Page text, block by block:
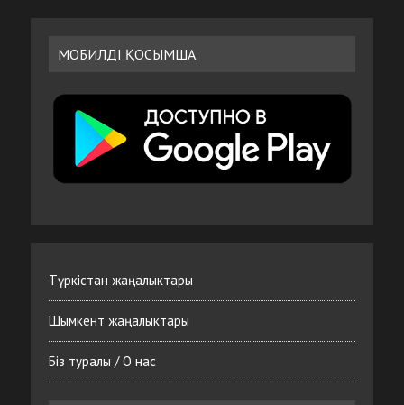
МОБИЛДІ ҚОСЫМША
Түркістан жаңалыктары
Шымкент жаңалыктары
Біз туралы / О нас